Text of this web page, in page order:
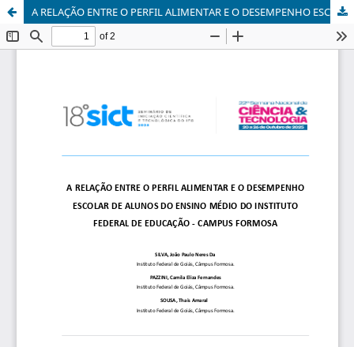
A RELAÇÃO ENTRE O PERFIL ALIMENTAR E O DESEMPENHO ESCOLAR DE ALUNOS DO ENSINO MÉDIO DO INSTITUTO FEDERAL DE EDUCAÇÃO - CAMPUS FORMOSA